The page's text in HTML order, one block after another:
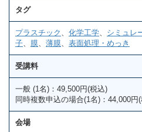
タグ
プラスチック 、 化学工学、 シミュレ
子、 膜、 薄膜、 表面処理・めっき
受講料
一般 (1名)：49,500円(税込)
同時複数申込の場合(1名)：44,000円
会場